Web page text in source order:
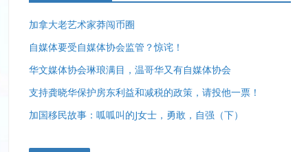
加拿大老艺术家莽闯币圈
自媒体要受自媒体协会监管？惊诧！
华文媒体协会琳琅满目，温哥华又有自媒体协会
支持龚晓华保护房东利益和减税的政策，请投他一票！
加国移民故事：呱呱叫的J女士，勇敢，自强（下）